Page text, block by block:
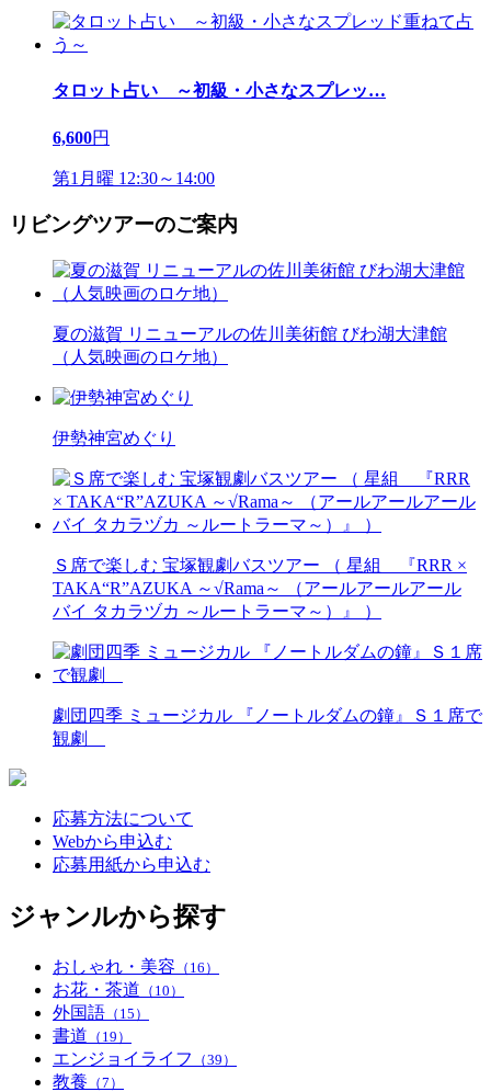
タロット占い ～初級・小さなスプレッ…
6,600円
第1月曜 12:30～14:00
リビングツアーのご案内
夏の滋賀 リニューアルの佐川美術館 びわ湖大津館
（人気映画のロケ地）
伊勢神宮めぐり
Ｓ席で楽しむ 宝塚観劇バスツアー （ 星組 『RRR ×
TAKA“R”AZUKA ～√Rama～ （アールアールアール
バイ タカラヅカ ～ルートラーマ～）』 ）
劇団四季 ミュージカル 『ノートルダムの鐘』Ｓ１席で
観劇
応募方法について
Webから申込む
応募用紙から申込む
ジャンルから探す
おしゃれ・美容 （16）
お花・茶道 （10）
外国語 （15）
書道 （19）
エンジョイライフ （39）
教養 （7）